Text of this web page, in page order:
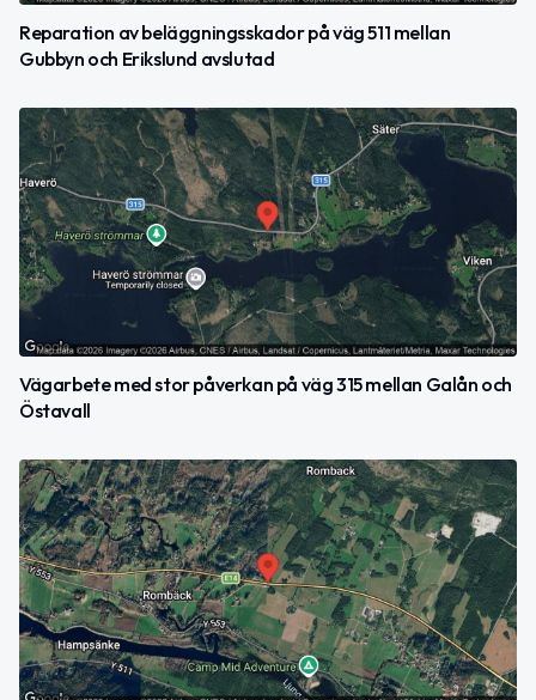
Reparation av beläggningsskador på väg 511 mellan
Gubbyn och Erikslund avslutad
Vägarbete med stor påverkan på väg 315 mellan Galån och
Östavall